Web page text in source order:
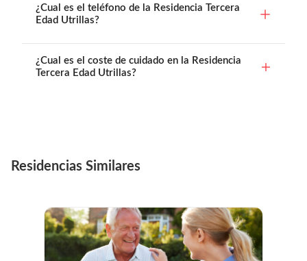
¿Cual es el teléfono de la Residencia Tercera
Edad Utrillas?
¿Cual es el coste de cuidado en la Residencia
Tercera Edad Utrillas?
Residencias Similares